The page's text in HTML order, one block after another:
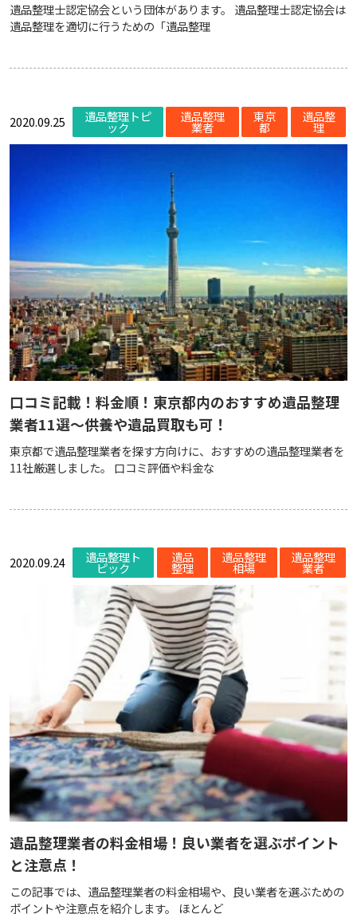
遺品整理士認定協会という団体があります。 遺品整理士認定協会は
遺品整理を適切に行うための「遺品整理
2020.09.25 遺品整理トピ
ック
遺品整理
業者
東京
都
遺品整
理
口コミ記載！料金順！東京都内のおすすめ遺品整理
業者11選～供養や遺品買取も可！
東京都で遺品整理業者を探す方向けに、おすすめの遺品整理業者を
11社厳選しました。 口コミ評価や料金な
2020.09.24 遺品整理ト
ピック
遺品
整理
遺品整理
相場
遺品整理
業者
遺品整理業者の料金相場！良い業者を選ぶポイント
と注意点！
この記事では、遺品整理業者の料金相場や、良い業者を選ぶための
ポイントや注意点を紹介します。 ほとんど